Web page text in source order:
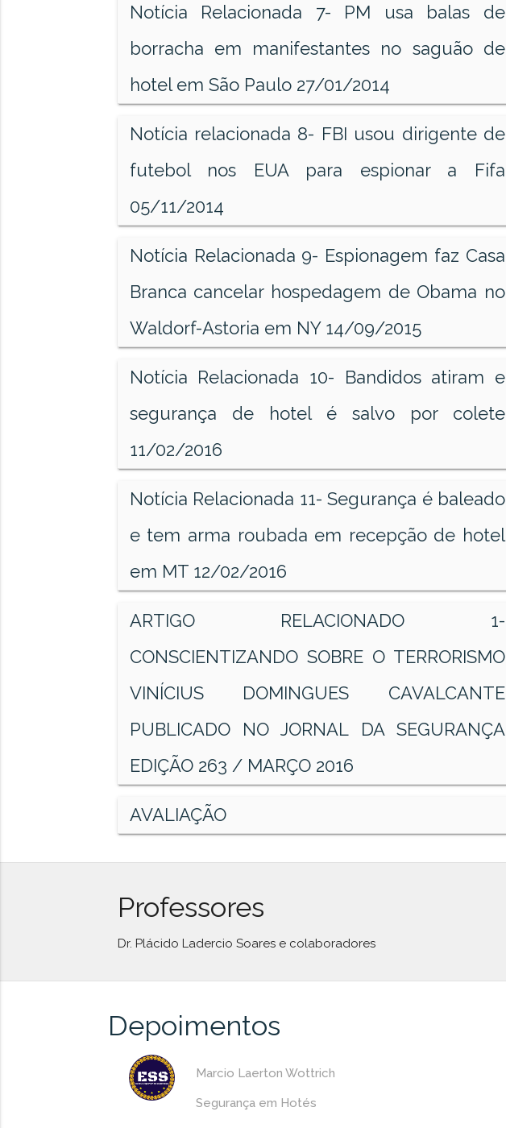
Notícia Relacionada 7- PM usa balas de
borracha em manifestantes no saguão de
hotel em São Paulo 27/01/2014
Notícia relacionada 8- FBI usou dirigente de
futebol nos EUA para espionar a Fifa
05/11/2014
Notícia Relacionada 9- Espionagem faz Casa
Branca cancelar hospedagem de Obama no
Waldorf-Astoria em NY 14/09/2015
Notícia Relacionada 10- Bandidos atiram e
segurança de hotel é salvo por colete
11/02/2016
Notícia Relacionada 11- Segurança é baleado
e tem arma roubada em recepção de hotel
em MT 12/02/2016
ARTIGO RELACIONADO 1-
CONSCIENTIZANDO SOBRE O TERRORISMO
VINÍCIUS DOMINGUES CAVALCANTE
PUBLICADO NO JORNAL DA SEGURANÇA
EDIÇÃO 263 / MARÇO 2016
AVALIAÇÃO
Professores
Dr. Plácido Ladercio Soares e colaboradores
Depoimentos
Marcio Laerton Wottrich
Segurança em Hotés